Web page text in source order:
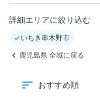
詳細エリアに絞り込む
いちき串木野市
鹿児島県 全域に戻る
おすすめ順